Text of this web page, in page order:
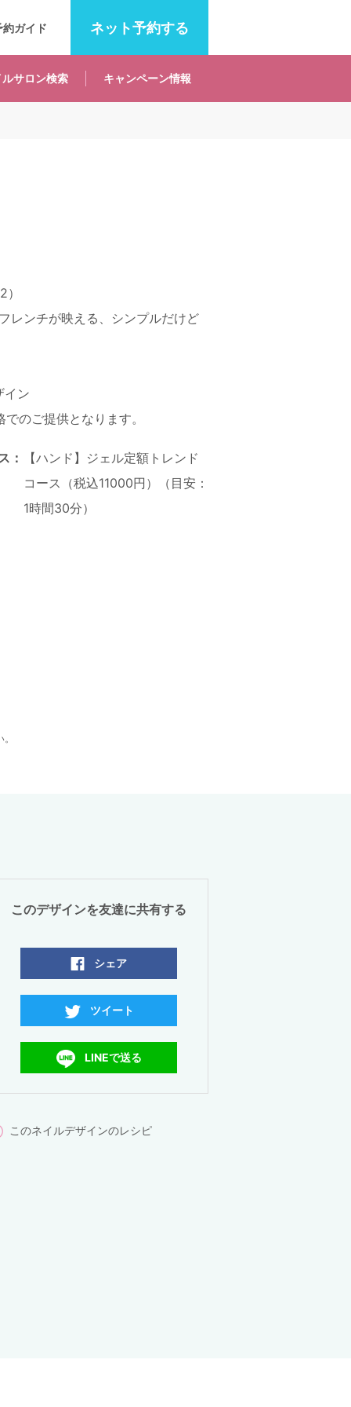
ネット予約する
サロン検索 キャンペーン情報
約ガイド
レンチが映える、シンプルだけど
イン
のご提供となります。
：
【ハンド】ジェル定額トレンド
コース（税込11000円）（目安：
1時間30分）
このデザインを友達に共有する
シェア
ツイート
LINEで送る
このネイルデザインのレシピ